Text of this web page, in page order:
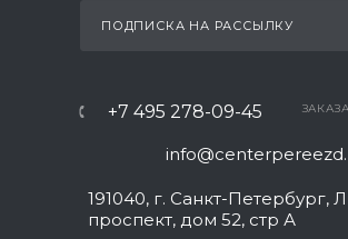
ПОДПИСКА НА РАССЫЛКУ
+7 495 278-09-45
191040, г. Санкт-Петербург,
проспект, дом 52, стр А